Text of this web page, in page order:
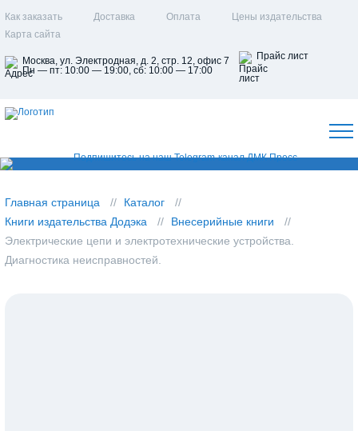
Как заказать Доставка Оплата
Цены издательства
Карта сайта
Москва, ул. Электродная, д. 2, стр. 12, офис 7
Пн — пт: 10:00 — 19:00, сб: 10:00 — 17:00
Прайс лист
Главная страница
Каталог
Книги издательства Додэка
Внесерийные книги
Электрические цепи и электротехнические устройства.
Диагностика неисправностей.